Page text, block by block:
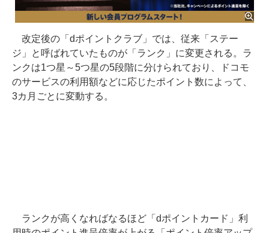
改定後の「dポイントクラブ」では、従来「ステー
ジ」と呼ばれていたものが「ランク」に変更される。ラ
ンクは1つ星～5つ星の5段階に分けられており、ドコモ
のサービスの利用額などに応じたポイント数によって、
3カ月ごとに変動する。
ランクが高くなればなるほど「dポイントカード」利